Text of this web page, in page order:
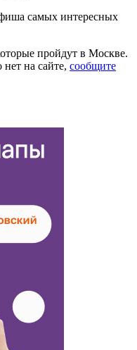
самых интересных
пройдут в Москве.
на сайте, сообщите